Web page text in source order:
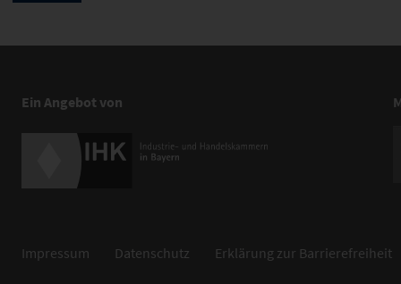
Ein Angebot von
Impressum Datenschutz Erklärung zur Barrierefreiheit